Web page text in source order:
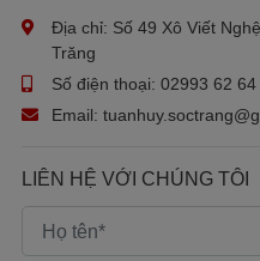
Địa chỉ: Số 49 Xô Viết
Trăng
Số điện thoại: 02993 62 64
Email:
LIÊN HỆ VỚI CHÚNG TÔI